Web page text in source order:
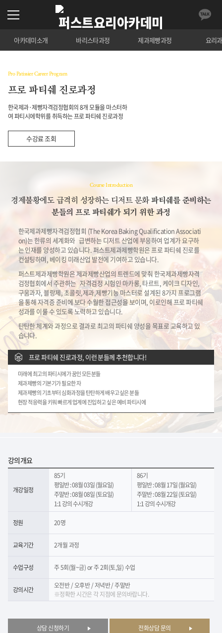
아카데미소개 바리스타과정 제과제빵과정 요리
Pro Patissier Career Program
프로 파티쉐 진로과정
한국제과·제빵자격검정협회의 8개 모듈을 마스터하
여 파티시에학위를 취득하는 프로 파티쉐 진로과정
수강료 조회
Course Introduction
경제불황에도 급격히 성장하는 디저트 문화파티쉐를 준비하는
분들의 프로 파티쉐가 되기 위한 과정
한국제과제빵자격검정협회 (The Korea Baking Qualification Associati
on)는 한류의 세계화와 급변하는 디저트 산업에 부응하여 업계가 요구하
는 인재를 양성하고 있습니다.퍼스트제과제빵학원은 프로 파티쉐 진로를
컨설팅하며, 베이킹 미래산업 발전에 기여하고 있습니다.
퍼스트제과제빵학원은 제과제빵산업의 트렌드에 맞춰 한국제과제빵자격
검정협회에서 주관하는 자격검정 시험인 마카롱, 타르트, 케이크 디자인,
구움과자, 블랑제, 초콜릿,제과,제빵기능 마스터로 설계된 8가지 프로그램
을 통해 자격증 준비에 보다 수월한 접근성을 보이며, 이로인해 프로 파티쉐
성과를 이룰 수 있도록 노력하고 있습니다.
탄탄한 체계와 과정으로 결과로 최고의 파티쉐 양성을 목표로 교육하고 있
습니다.
프로 파티쉐 진로과정, 이런 분들께 추천합니다!
미래에 최고의 파티시에가 꿈인 모든분들
제과제빵의 기본기가 필요한 자
제과제빵의 기초부터 심화과정을 탄탄하게 배우고싶은 분들
현장 적응력을 키워 빠르게 업계에 진입하고 싶은 예비 파티시에
강의개요
개강일정
85기
평일반 : 08월 03일 (월요일)
주말반 : 08월 08일 (토요일)
1:1 강의 수시개강
86기
평일반 : 08월 17일 (월요일)
주말반 : 08월 22일 (토요일)
1:1 강의 수시개강
정원 20명
교육기간 2개월 과정
수업구성 주 5회(월~금) or 주 2회(토,일) 수업
강의시간
오전반 / 오후반 / 저녁반 / 주말반
※정확한 시간은 각 지점에 문의바랍니다.
상담 신청하기 전화상담 문의